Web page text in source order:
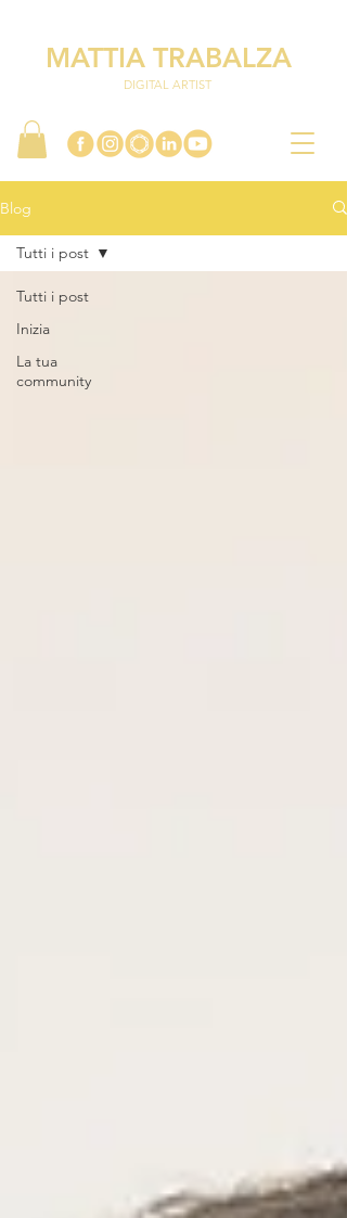
MATTIA TRABALZA
DIGITAL ARTIST
Blog
Tutti i post
Inizia
La tua
community
Tutti i post